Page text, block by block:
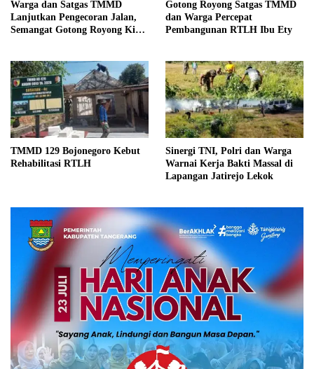
Warga dan Satgas TMMD
Lanjutkan Pengecoran Jalan,
Semangat Gotong Royong Kian
Gotong Royong Satgas TMMD
dan Warga Percepat
Pembangunan RTLH Ibu Ety
TMMD 129 Bojonegoro Kebut
Rehabilitasi RTLH
Sinergi TNI, Polri dan Warga
Warnai Kerja Bakti Massal di
Lapangan Jatirejo Lekok